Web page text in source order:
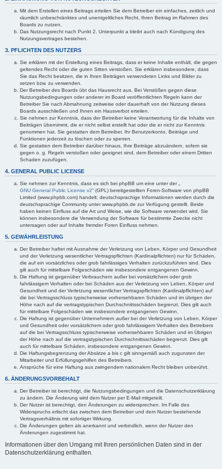
Mit dem Erstellen eines Beitrags erteilen Sie dem Betreiber ein einfaches, zeitlich und
räumlich unbeschränktes und unentgeltliches Recht, Ihren Beitrag im Rahmen des
Boards zu nutzen.
Das Nutzungsrecht nach Punkt 2, Unterpunkt a bleibt auch nach Kündigung des
Nutzungsvertrages bestehen.
3. PFLICHTEN DES NUTZERS
Sie erklären mit der Erstellung eines Beitrags, dass er keine Inhalte enthält, die gegen
geltendes Recht oder die guten Sitten verstoßen. Sie erklären insbesondere, dass
Sie das Recht besitzen, die in Ihren Beiträgen verwendeten Links und Bilder zu
setzen bzw. zu verwenden.
Der Betreiber des Boards übt das Hausrecht aus. Bei Verstößen gegen diese
Nutzungsbedingungen oder anderer im Board veröffentlichten Regeln kann der
Betreiber Sie nach Abmahnung zeitweise oder dauerhaft von der Nutzung dieses
Boards ausschließen und Ihnen ein Hausverbot erteilen.
Sie nehmen zur Kenntnis, dass der Betreiber keine Verantwortung für die Inhalte von
Beiträgen übernimmt, die er nicht selbst erstellt hat oder die er nicht zur Kenntnis
genommen hat. Sie gestatten dem Betreiber, Ihr Benutzerkonto, Beiträge und
Funktionen jederzeit zu löschen oder zu sperren.
Sie gestatten dem Betreiber darüber hinaus, Ihre Beiträge abzuändern, sofern sie
gegen o. g. Regeln verstoßen oder geeignet sind, dem Betreiber oder einem Dritten
Schaden zuzufügen.
4. GENERAL PUBLIC LICENSE
Sie nehmen zur Kenntnis, dass es sich bei phpBB um eine unter der „
GNU General Public License v2“ (GPL) bereitgestellten Foren-Software von phpBB
Limited (www.phpbb.com) handelt; deutschsprachige Informationen werden durch die
deutschsprachige Community unter www.phpbb.de zur Verfügung gestellt. Beide
haben keinen Einfluss auf die Art und Weise, wie die Software verwendet wird. Sie
können insbesondere die Verwendung der Software für bestimmte Zwecke nicht
untersagen oder auf Inhalte fremder Foren Einfluss nehmen.
5. GEWÄHRLEISTUNG
Der Betreiber haftet mit Ausnahme der Verletzung von Leben, Körper und Gesundheit
und der Verletzung wesentlicher Vertragspflichten (Kardinalpflichten) nur für Schäden,
die auf ein vorsätzliches oder grob fahrlässiges Verhalten zurückzuführen sind. Dies
gilt auch für mittelbare Folgeschäden wie insbesondere entgangenen Gewinn.
Die Haftung ist gegenüber Verbrauchern außer bei vorsätzlichem oder grob
fahrlässigem Verhalten oder bei Schäden aus der Verletzung von Leben, Körper und
Gesundheit und der Verletzung wesentlicher Vertragspflichten (Kardinalpflichten) auf
die bei Vertragsschluss typischerweise vorhersehbaren Schäden und im übrigen der
Höhe nach auf die vertragstypischen Durchschnittsschäden begrenzt. Dies gilt auch
für mittelbare Folgeschäden wie insbesondere entgangenen Gewinn.
Die Haftung ist gegenüber Unternehmern außer bei der Verletzung von Leben, Körper
und Gesundheit oder vorsätzlichem oder grob fahrlässigem Verhalten des Betreibers
auf die bei Vertragsschluss typischerweise vorhersehbaren Schäden und im Übrigen
der Höhe nach auf die vertragstypischen Durchschnittsschäden begrenzt. Dies gilt
auch für mittelbare Schäden, insbesondere entgangenen Gewinn.
Die Haftungsbegrenzung der Absätze a bis c gilt sinngemäß auch zugunsten der
Mitarbeiter und Erfüllungsgehilfen des Betreibers.
Ansprüche für eine Haftung aus zwingendem nationalem Recht bleiben unberührt.
6. ÄNDERUNGSVORBEHALT
Der Betreiber ist berechtigt, die Nutzungsbedingungen und die Datenschutzerklärung
zu ändern. Die Änderung wird dem Nutzer per E-Mail mitgeteilt.
Der Nutzer ist berechtigt, den Änderungen zu widersprechen. Im Falle des
Widerspruchs erlischt das zwischen dem Betreiber und dem Nutzer bestehende
Vertragsverhältnis mit sofortiger Wirkung.
Die Änderungen gelten als anerkannt und verbindlich, wenn der Nutzer den
Änderungen zugestimmt hat.
Informationen über den Umgang mit Ihren persönlichen Daten sind in der
Datenschutzerklärung enthalten.